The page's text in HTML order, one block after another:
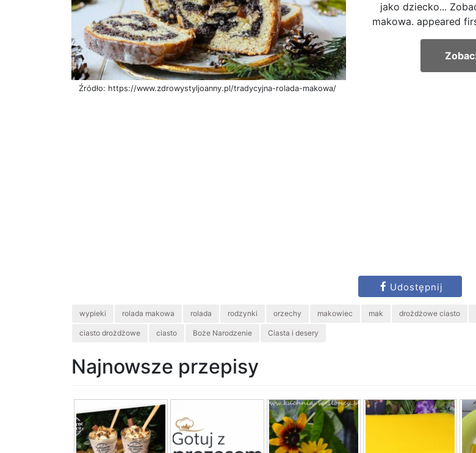
Źródło: https://www.zdrowystyljoanny.pl/tradycyjna-rolada-makowa/
jako dziecko...
makowa. appeared
Udostępnij
wypieki rolada makowa rolada rodzynki orzechy makowiec mak drożdżowe ciasto
ciasto drożdżowe ciasto Boże Narodzenie Ciasta i desery
Najnowsze przepisy